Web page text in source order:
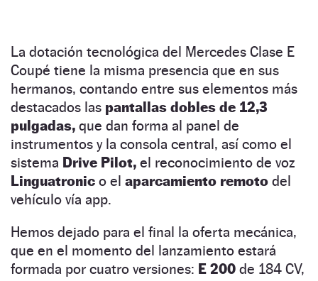
La dotación tecnológica del Mercedes Clase E
Coupé tiene la misma presencia que en sus
hermanos, contando entre sus elementos más
destacados las pantallas dobles de 12,3
pulgadas, que dan forma al panel de
instrumentos y la consola central, así como el
sistema Drive Pilot, el reconocimiento de voz
Linguatronic o el aparcamiento remoto del
vehículo vía app.
Hemos dejado para el final la oferta mecánica,
que en el momento del lanzamiento estará
formada por cuatro versiones: E 200 de 184 CV,